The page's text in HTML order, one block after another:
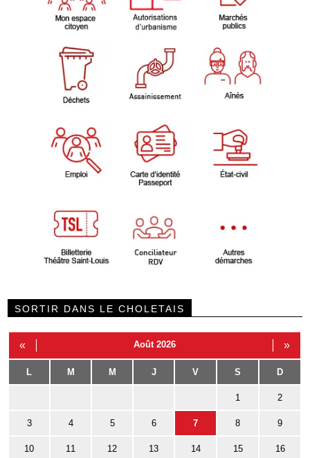
SORTIR DANS LE CHOLETAIS
« Août 2026 »
L M M J V S D
1 2
3 4 5 6 7 8 9
10 11 12 13 14 15 16